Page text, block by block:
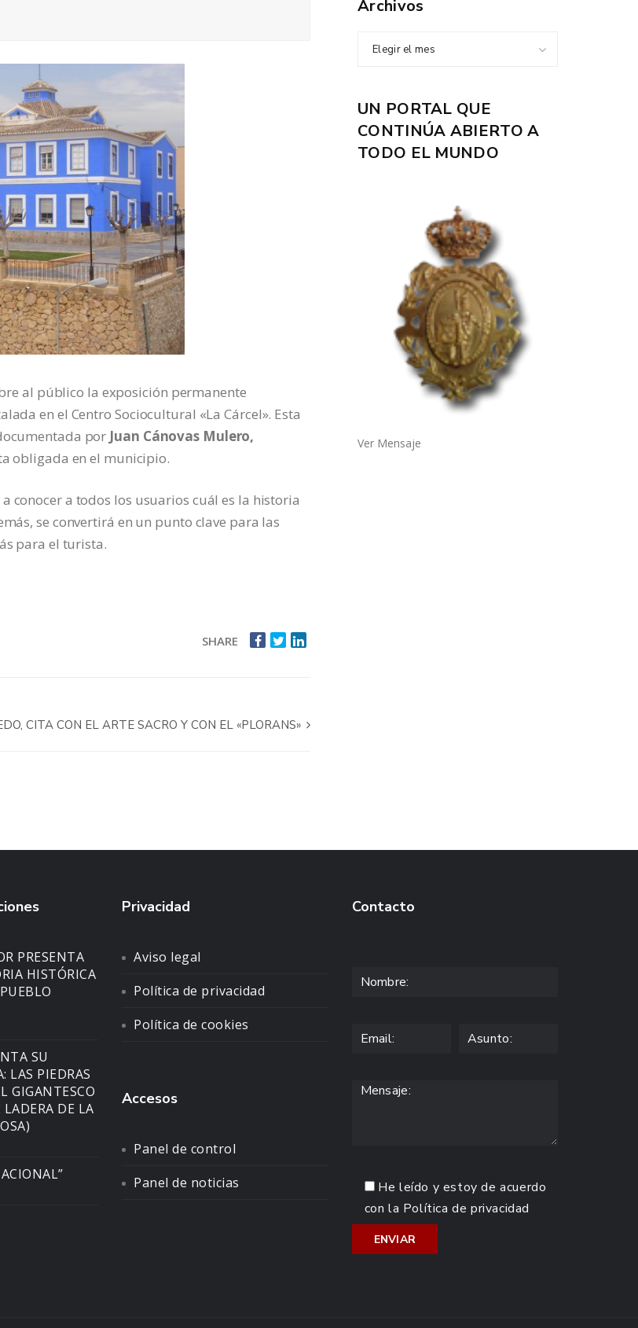
al público la exposición permanente
en el Centro Sociocultural «La Cárcel». Esta
por Juan Cánovas Mulero,
obligada en el municipio.
conocer a todos los usuarios cuál es la historia
se convertirá en un punto clave para las
para el turista.
SHARE
CITA CON EL ARTE SACRO Y CON EL «PLORANS»
Archivos
Elegir el mes
UN PORTAL QUE
CONTINÚA ABIERTO A
TODO EL MUNDO
Ver Mensaje
PRESENTA
HISTÓRICA
SU
LAS PIEDRAS
GIGANTESCO
DE LA
Privacidad
Aviso legal
Política de privacidad
Política de cookies
Accesos
Panel de control
Panel de noticias
Contacto
He leído y estoy de acuerdo
con la Política de privacidad